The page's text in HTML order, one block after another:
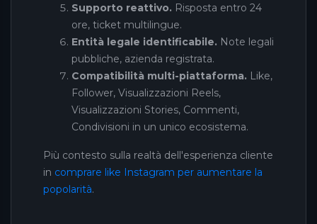
Supporto reattivo. Risposta entro 24
ore, ticket multilingue.
Entità legale identificabile. Note legali
pubbliche, azienda registrata.
Compatibilità multi-piattaforma. Like,
Follower, Visualizzazioni Reels,
Visualizzazioni Stories, Commenti,
Condivisioni in un unico ecosistema.
Più contesto sulla realtà dell'esperienza cliente
in comprare like Instagram per aumentare la
popolarità.